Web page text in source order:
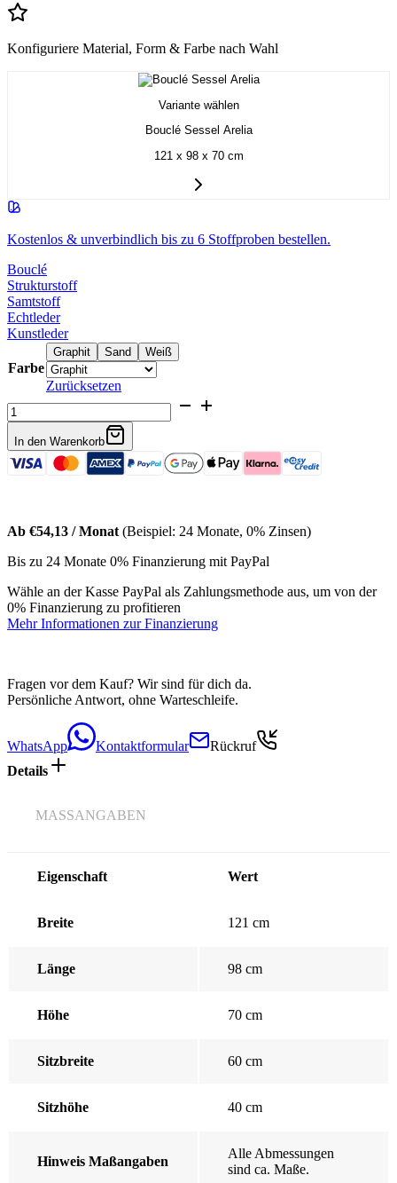
Konfiguriere Material, Form & Farbe nach Wahl
Variante wählen
Bouclé Sessel Arelia
121 x 98 x 70 cm
Kostenlos & unverbindlich bis zu 6 Stoffproben bestellen.
Bouclé
Strukturstoff
Samtstoff
Echtleder
Kunstleder
Farbe
Graphit Sand Weiß
Zurücksetzen
Bouclé
Sessel
Arelia
Menge
In den Warenkorb
Ab €54,13 / Monat (Beispiel: 24 Monate, 0% Zinsen)
Bis zu 24 Monate 0% Finanzierung mit PayPal
Wähle an der Kasse PayPal als Zahlungsmethode aus, um von der
0% Finanzierung zu profitieren
Mehr Informationen zur Finanzierung
Fragen vor dem Kauf? Wir sind für dich da.
Persönliche Antwort, ohne Warteschleife.
WhatsApp Kontaktformular
Rückruf
Details
MASSANGABEN
Eigenschaft Wert
Breite 121 cm
Länge 98 cm
Höhe 70 cm
Sitzbreite 60 cm
Sitzhöhe 40 cm
Hinweis Maßangaben
Alle Abmessungen
sind ca. Maße.